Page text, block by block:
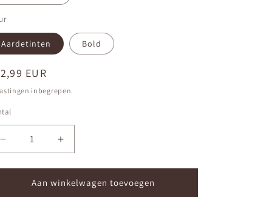
Aardetinten Bold
EUR
inbegrepen.
Aantal
verlagen
voor
Muurcirkel
Happy
Aantal
verhogen
voor
Muurcirkel
Happy
Aan winkelwagen toevoegen